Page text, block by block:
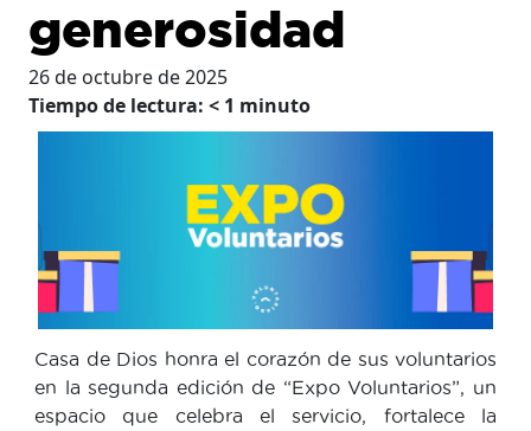
generosidad
26 de octubre de 2025
Tiempo de lectura: < 1 minuto
Casa de Dios honra el corazón de sus voluntarios
en la segunda edición de “Expo Voluntarios”, un
espacio que celebra el servicio, fortalece la